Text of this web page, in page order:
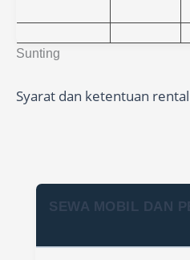
Sunting
Syarat dan ketentuan
SEWA MOBIL DAN